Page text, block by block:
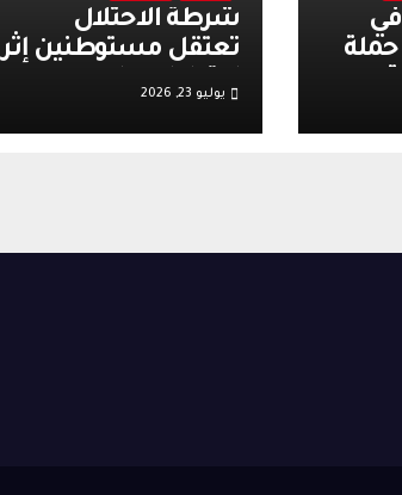
حملة
أحداث
شرطة الاحتلال
تعتقل مستوطنين إثر
اعتداءات على
الأوقاف يعزز الهدوء
يوليو 23, 2026